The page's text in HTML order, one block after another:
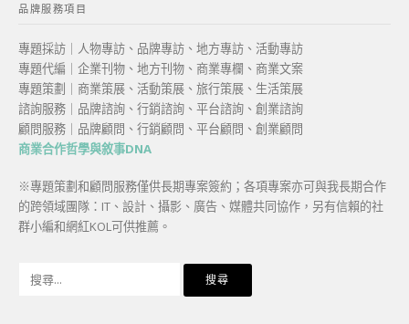
品牌服務項目
專題採訪｜人物專訪、品牌專訪、地方專訪、活動專訪
專題代編｜企業刊物、地方刊物、商業專欄、商業文案
專題策劃｜商業策展、活動策展、旅行策展、生活策展
諮詢服務｜品牌諮詢、行銷諮詢、平台諮詢、創業諮詢
顧問服務｜品牌顧問、行銷顧問、平台顧問、創業顧問
商業合作哲學與敘事DNA
※專題策劃和顧問服務僅供長期專案簽約；各項專案亦可與我長期合作
的跨領域團隊：IT、設計、攝影、廣告、媒體共同協作，另有信賴的社
群小編和網紅KOL可供推薦。